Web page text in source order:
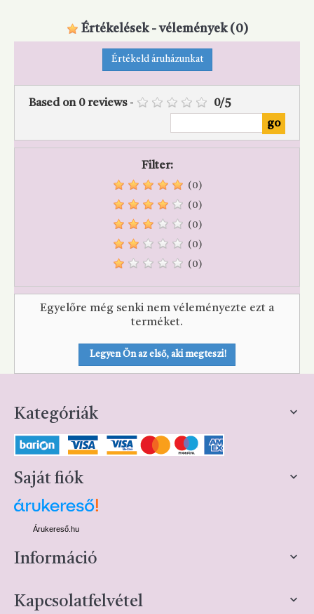
Értékelések - vélemények(0)
Értékeld áruházunkat
Based on 0reviews - 0/5
Filter:
(0)
(0)
(0)
(0)
(0)
Egyelőre még senki nem véleményezte ezt a
terméket.
Legyen Ön az első, aki megteszi!
Kategóriák 
Saját fiók 
Árukereső.hu
Információ 
Kapcsolatfelvétel 